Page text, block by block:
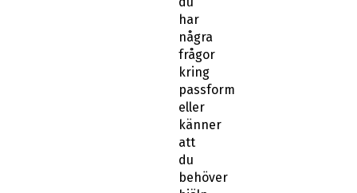
har
några
frågor
kring
passform
eller
känner
att
du
behöver
hjälp